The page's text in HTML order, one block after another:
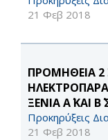
21 Φεβ 2018
ΠΡΟΜΗΘΕΙΑ 2
ΞΕΝΙΑ Α΄ ΚΑΙ
Προκηρύξεις
21 Φεβ 2018